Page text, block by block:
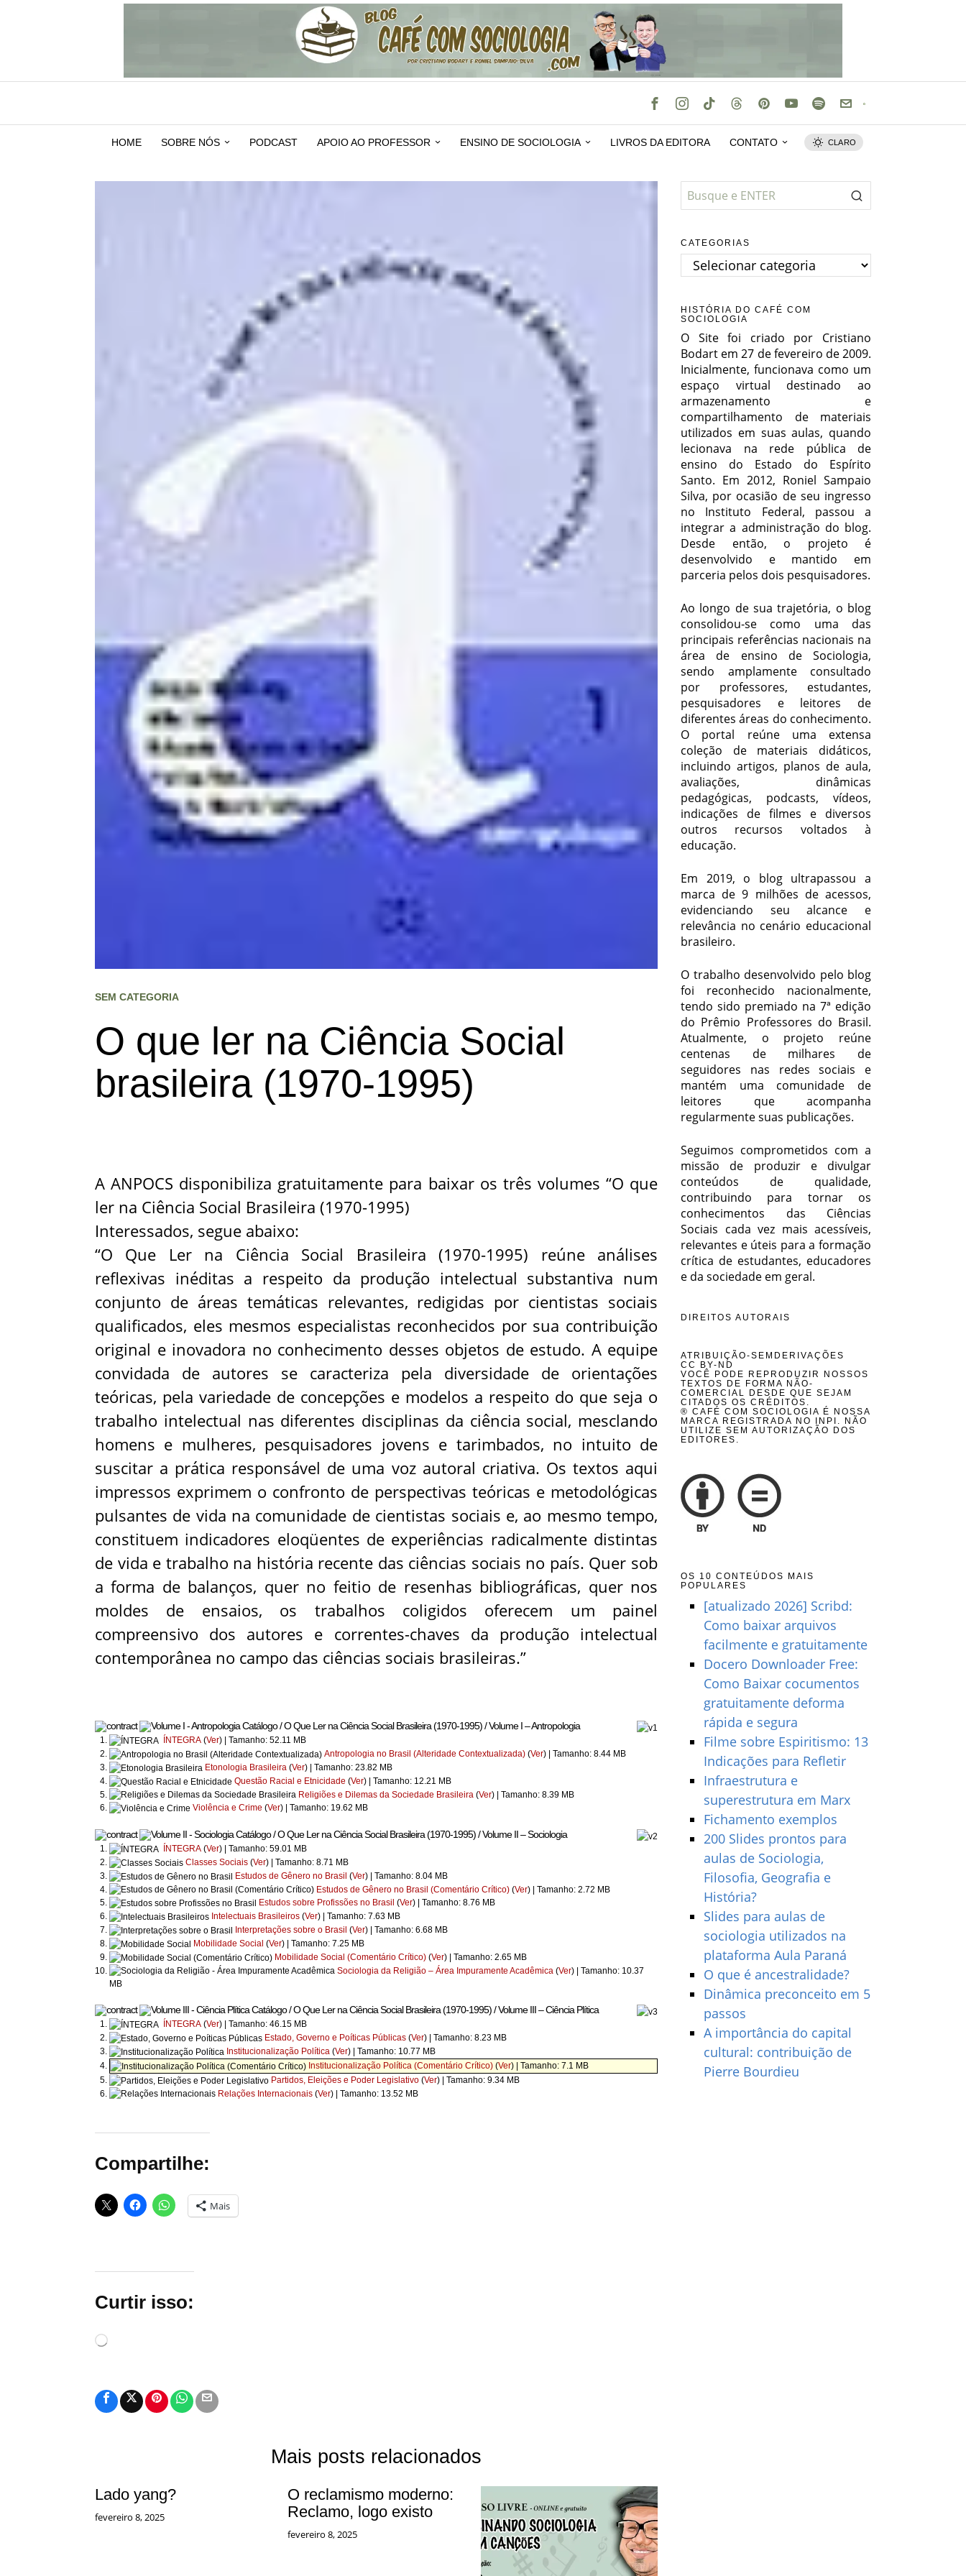
HOME SOBRE NÓS PODCAST APOIO AO PROFESSOR ENSINO DE SOCIOLOGIA LIVROS DA EDITORA CONTATO CLARO
SEM CATEGORIA
O que ler na Ciência Social
brasileira (1970-1995)
A ANPOCS disponibiliza gratuitamente para baixar os três volumes “O que
ler na Ciência Social Brasileira (1970-1995)
Interessados, segue abaixo:
“O Que Ler na Ciência Social Brasileira (1970-1995) reúne análises
reflexivas inéditas a respeito da produção intelectual substantiva num
conjunto de áreas temáticas relevantes, redigidas por cientistas sociais
qualificados, eles mesmos especialistas reconhecidos por sua contribuição
original e inovadora no conhecimento desses objetos de estudo. A equipe
convidada de autores se caracteriza pela diversidade de orientações
teóricas, pela variedade de concepções e modelos a respeito do que seja o
trabalho intelectual nas diferentes disciplinas da ciência social, mesclando
homens e mulheres, pesquisadores jovens e tarimbados, no intuito de
suscitar a prática responsável de uma voz autoral criativa. Os textos aqui
impressos exprimem o confronto de perspectivas teóricas e metodológicas
pulsantes de vida na comunidade de cientistas sociais e, ao mesmo tempo,
constituem indicadores eloqüentes de experiências radicalmente distintas
de vida e trabalho na história recente das ciências sociais no país. Quer sob
a forma de balanços, quer no feitio de resenhas bibliográficas, quer nos
moldes de ensaios, os trabalhos coligidos oferecem um painel
compreensivo dos autores e correntes-chaves da produção intelectual
contemporânea no campo das ciências sociais brasileiras.”
Catálogo / O Que Ler na Ciência Social Brasileira (1970-1995) / Volume I – Antropologia
ÍNTEGRA (Ver) | Tamanho: 52.11 MB
Antropologia no Brasil (Alteridade Contextualizada) (Ver) | Tamanho: 8.44 MB
Etonologia Brasileira (Ver) | Tamanho: 23.82 MB
Questão Racial e Etnicidade (Ver) | Tamanho: 12.21 MB
Religiões e Dilemas da Sociedade Brasileira (Ver) | Tamanho: 8.39 MB
Violência e Crime (Ver) | Tamanho: 19.62 MB
Catálogo / O Que Ler na Ciência Social Brasileira (1970-1995) / Volume II – Sociologia
ÍNTEGRA (Ver) | Tamanho: 59.01 MB
Classes Sociais (Ver) | Tamanho: 8.71 MB
Estudos de Gênero no Brasil (Ver) | Tamanho: 8.04 MB
Estudos de Gênero no Brasil (Comentário Crítico) (Ver) | Tamanho: 2.72 MB
Estudos sobre Profissões no Brasil (Ver) | Tamanho: 8.76 MB
Intelectuais Brasileiros (Ver) | Tamanho: 7.63 MB
Interpretações sobre o Brasil (Ver) | Tamanho: 6.68 MB
Mobilidade Social (Ver) | Tamanho: 7.25 MB
Mobilidade Social (Comentário Crítico) (Ver) | Tamanho: 2.65 MB
Sociologia da Religião – Área Impuramente Acadêmica (Ver) | Tamanho: 10.37
MB
Catálogo / O Que Ler na Ciência Social Brasileira (1970-1995) / Volume III – Ciência Plítica
ÍNTEGRA (Ver) | Tamanho: 46.15 MB
Estado, Governo e Poíticas Públicas (Ver) | Tamanho: 8.23 MB
Institucionalização Política (Ver) | Tamanho: 10.77 MB
Institucionalização Política (Comentário Crítico) (Ver) | Tamanho: 7.1 MB
Partidos, Eleições e Poder Legislativo (Ver) | Tamanho: 9.34 MB
Relações Internacionais (Ver) | Tamanho: 13.52 MB
Compartilhe:
Mais
Curtir isso:
Mais posts relacionados
Lado yang?
fevereiro 8, 2025
O reclamismo moderno:
Reclamo, logo existo
fevereiro 8, 2025
CATEGORIAS
Categorias
HISTÓRIA DO CAFÉ COM
SOCIOLOGIA
O Site foi criado por Cristiano
Bodart em 27 de fevereiro de 2009.
Inicialmente, funcionava como um
espaço virtual destinado ao
armazenamento e
compartilhamento de materiais
utilizados em suas aulas, quando
lecionava na rede pública de
ensino do Estado do Espírito
Santo. Em 2012, Roniel Sampaio
Silva, por ocasião de seu ingresso
no Instituto Federal, passou a
integrar a administração do blog.
Desde então, o projeto é
desenvolvido e mantido em
parceria pelos dois pesquisadores.
Ao longo de sua trajetória, o blog
consolidou-se como uma das
principais referências nacionais na
área de ensino de Sociologia,
sendo amplamente consultado
por professores, estudantes,
pesquisadores e leitores de
diferentes áreas do conhecimento.
O portal reúne uma extensa
coleção de materiais didáticos,
incluindo artigos, planos de aula,
avaliações, dinâmicas
pedagógicas, podcasts, vídeos,
indicações de filmes e diversos
outros recursos voltados à
educação.
Em 2019, o blog ultrapassou a
marca de 9 milhões de acessos,
evidenciando seu alcance e
relevância no cenário educacional
brasileiro.
O trabalho desenvolvido pelo blog
foi reconhecido nacionalmente,
tendo sido premiado na 7ª edição
do Prêmio Professores do Brasil.
Atualmente, o projeto reúne
centenas de milhares de
seguidores nas redes sociais e
mantém uma comunidade de
leitores que acompanha
regularmente suas publicações.
Seguimos comprometidos com a
missão de produzir e divulgar
conteúdos de qualidade,
contribuindo para tornar os
conhecimentos das Ciências
Sociais cada vez mais acessíveis,
relevantes e úteis para a formação
crítica de estudantes, educadores
e da sociedade em geral.
DIREITOS AUTORAIS
ATRIBUIÇÃO-SEMDERIVAÇÕES
CC BY-ND
VOCÊ PODE REPRODUZIR NOSSOS
TEXTOS DE FORMA NÃO-
COMERCIAL DESDE QUE SEJAM
CITADOS OS CRÉDITOS.
® CAFÉ COM SOCIOLOGIA É NOSSA
MARCA REGISTRADA NO INPI. NÃO
UTILIZE SEM AUTORIZAÇÃO DOS
EDITORES.
OS 10 CONTEÚDOS MAIS
POPULARES
[atualizado 2026] Scribd:
Como baixar arquivos
facilmente e gratuitamente
Docero Downloader Free:
Como Baixar cocumentos
gratuitamente deforma
rápida e segura
Filme sobre Espiritismo: 13
Indicações para Refletir
Infraestrutura e
superestrutura em Marx
Fichamento exemplos
200 Slides prontos para
aulas de Sociologia,
Filosofia, Geografia e
História?
Slides para aulas de
sociologia utilizados na
plataforma Aula Paraná
O que é ancestralidade?
Dinâmica preconceito em 5
passos
A importância do capital
cultural: contribuição de
Pierre Bourdieu